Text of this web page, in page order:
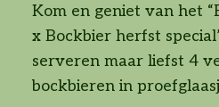
Kom en geniet van het
x Bockbier herfst
serveren maar liefst 4
bockbieren in